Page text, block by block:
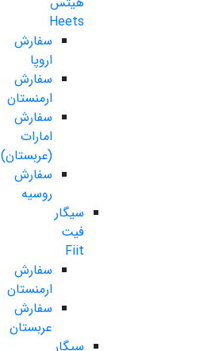
Heets
سفارش
اروپا
سفارش
ارمنستان
سفارش
امارات
(عربستان)
سفارش
روسیه
سیگار
فیت
Fiit
سفارش
ارمنستان
سفارش
عربستان
سیگار